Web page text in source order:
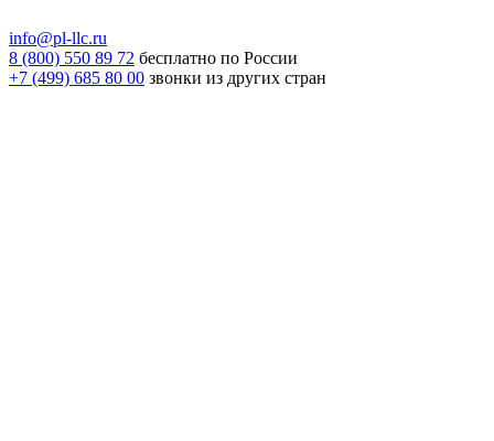
info@pl-llc.ru
8 (800) 550 89 72 бесплатно по России
+7 (499) 685 80 00 звонки из других стран